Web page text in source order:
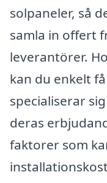
solpaneler, så
samla in offert
leverantörer.
kan du enkelt
specialiserar
deras
faktorer som